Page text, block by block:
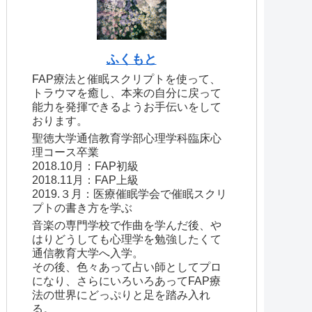
ふくもと
FAP療法と催眠スクリプトを使って、
トラウマを癒し、本来の自分に戻って
能力を発揮できるようお手伝いをして
おります。
聖徳大学通信教育学部心理学科臨床心
理コース卒業
2018.10月：FAP初級
2018.11月：FAP上級
2019.３月：医療催眠学会で催眠スクリ
プトの書き方を学ぶ
音楽の専門学校で作曲を学んだ後、や
はりどうしても心理学を勉強したくて
通信教育大学へ入学。
その後、色々あって占い師としてプロ
になり、さらにいろいろあってFAP療
法の世界にどっぷりと足を踏み入れ
る。